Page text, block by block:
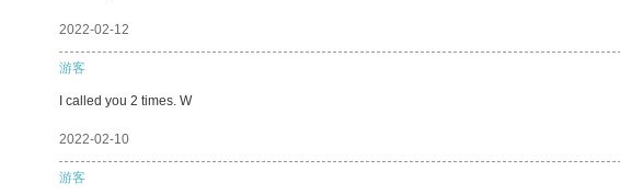
2022-02-12
游客
I called you 2 times. W
2022-02-10
游客